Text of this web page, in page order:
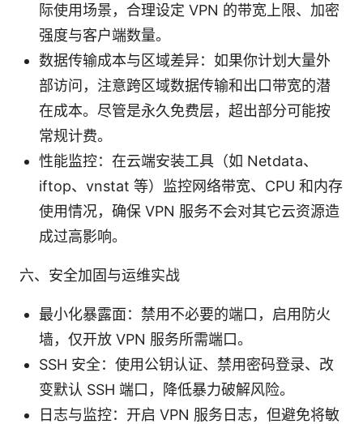
际使用场景，合理设定 VPN 的带宽上限、加密
强度与客户端数量。
数据传输成本与区域差异：如果你计划大量外
部访问，注意跨区域数据传输和出口带宽的潜
在成本。尽管是永久免费层，超出部分可能按
常规计费。
性能监控：在云端安装工具（如 Netdata、
iftop、vnstat 等）监控网络带宽、CPU 和内存
使用情况，确保 VPN 服务不会对其它云资源造
成过高影响。
六、安全加固与运维实战
最小化暴露面：禁用不必要的端口，启用防火
墙，仅开放 VPN 服务所需端口。
SSH 安全：使用公钥认证、禁用密码登录、改
变默认 SSH 端口，降低暴力破解风险。
日志与监控：开启 VPN 服务日志，但避免将敏